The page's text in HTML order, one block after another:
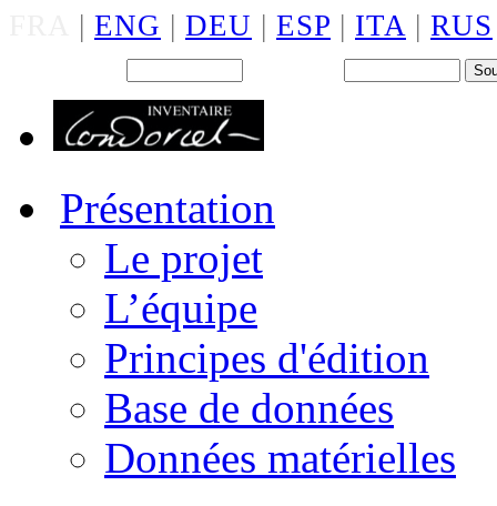
| ENG | DEU | ESP | ITA | RUS
Présentation
Le projet
L’équipe
Principes d'édition
Base de données
Données matérielles